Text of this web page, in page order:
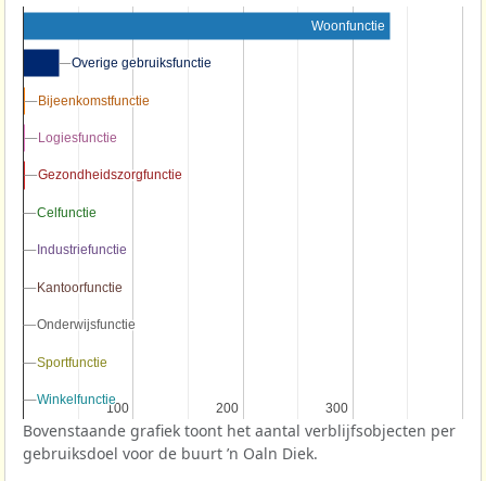
100
100 200
200 300
300
Woonfunctie
Overige gebruiksfunctie
Overige gebruiksfunctie
Bijeenkomstfunctie
Bijeenkomstfunctie
Logiesfunctie
Logiesfunctie
Gezondheidszorgfunctie
Gezondheidszorgfunctie
Celfunctie
Celfunctie
Industriefunctie
Industriefunctie
Kantoorfunctie
Kantoorfunctie
Onderwijsfunctie
Onderwijsfunctie
Sportfunctie
Sportfunctie
Winkelfunctie
Winkelfunctie
Bovenstaande grafiek toont het aantal verblijfsobjecten per
gebruiksdoel voor de buurt ’n Oaln Diek.